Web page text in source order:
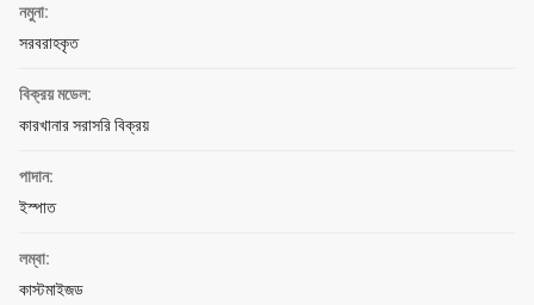
নমুনা:
সরবরাহকৃত
বিক্রয় মডেল:
কারখানার সরাসরি বিক্রয়
পাদান:
ইস্পাত
লম্বা:
কাস্টমাইজড